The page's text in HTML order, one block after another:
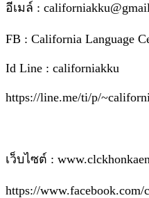
อีเมล์ :
FB : California Language
Id Line : californiakku
https://line.me/ti/p/
เว็บไซต์ :
https://